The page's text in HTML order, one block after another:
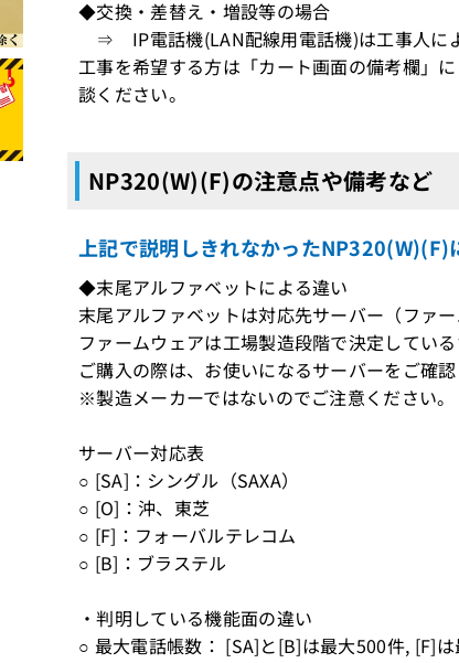
◆交換・差替え・増設等の場合
⇒ IP電話機(LAN配線用電話機)は工事人によ
工事を希望する方は「カート画面の備考欄」
談ください。
NP320(W)(F)の注意点や備考など
上記で説明しきれなかったNP320(W)(F)
◆末尾アルファベットによる違い
末尾アルファベットは対応先サーバー（ファ
ファームウェアは工場製造段階で決定してい
ご購入の際は、お使いになるサーバーをご確
※製造メーカーではないのでご注意ください。
サーバー対応表
○ [SA]：シングル（SAXA）
○ [O]：沖、東芝
○ [F]：フォーバルテレコム
○ [B]：ブラステル
・判明している機能面の違い
○ 最大電話帳数： [SA]と[B]は最大500件, [F]